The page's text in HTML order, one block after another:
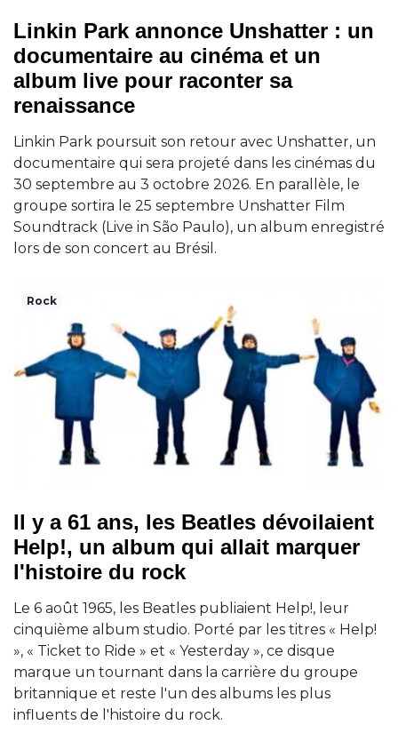
Linkin Park annonce Unshatter : un
documentaire au cinéma et un
album live pour raconter sa
renaissance
Linkin Park poursuit son retour avec Unshatter, un
documentaire qui sera projeté dans les cinémas du
30 septembre au 3 octobre 2026. En parallèle, le
groupe sortira le 25 septembre Unshatter Film
Soundtrack (Live in São Paulo), un album enregistré
lors de son concert au Brésil.
Rock
Il y a 61 ans, les Beatles dévoilaient
Help!, un album qui allait marquer
l'histoire du rock
Le 6 août 1965, les Beatles publiaient Help!, leur
cinquième album studio. Porté par les titres « Help!
», « Ticket to Ride » et « Yesterday », ce disque
marque un tournant dans la carrière du groupe
britannique et reste l'un des albums les plus
influents de l'histoire du rock.